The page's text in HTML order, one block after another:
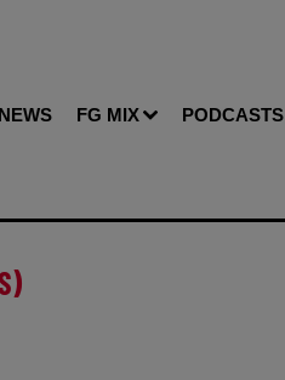
NEWS FG MIX PODCASTS